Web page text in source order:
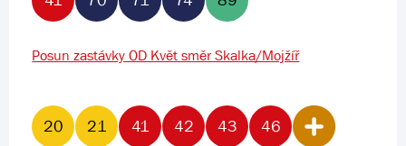
Posun zastávky OD Květ směr Skalka/Mojžíř
20 21 41 42 43 46